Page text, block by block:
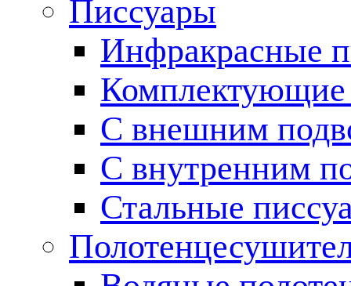
Писсуары
Инфракрасные
Комплектующие
С внешним
С внутренним
Стальные